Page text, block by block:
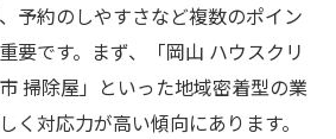
予約のしやすさなど複数のポイン
要です。まず、「岡山 ハウスクリ
掃除屋」といった地域密着型の業
く対応力が高い傾向にあります。